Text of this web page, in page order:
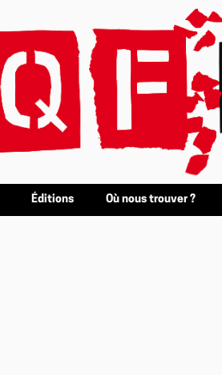
Éditions Où nous trouver ?